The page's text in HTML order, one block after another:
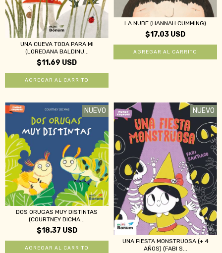
UNA CUEVA TODA PARA MI
(LOREDANA BALDINU...
$11.69 USD
LA NUBE (HANNAH CUMMING)
$17.03 USD
NUEVO
DOS ORUGAS MUY DISTINTAS
(COURTNEY DICMA...
$18.37 USD
NUEVO
UNA FIESTA MONSTRUOSA (+ 4
AÑOS) (FABI S...